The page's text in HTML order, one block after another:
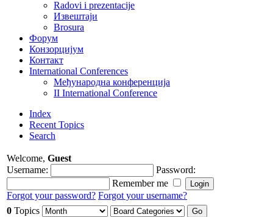
Radovi i prezentacije
Извештаји
Brosura
Форум
Конзорцијум
Контакт
International Conferences
Mеђународна конференција
II International Conference
Index
Recent Topics
Search
Welcome, Guest
Username:
Password:
Remember me
Forgot your password? Forgot your username?
0 Topics